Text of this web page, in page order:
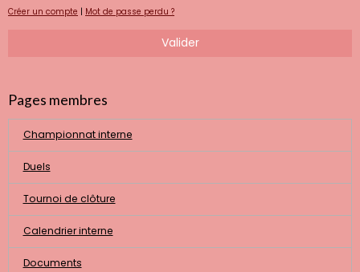
Créer un compte | Mot de passe perdu ?
Valider
Pages membres
Championnat interne
Duels
Tournoi de clôture
Calendrier interne
Documents